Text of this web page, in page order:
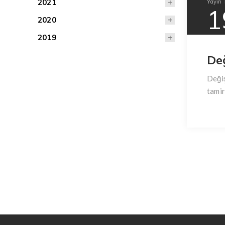
2021
2020
2019